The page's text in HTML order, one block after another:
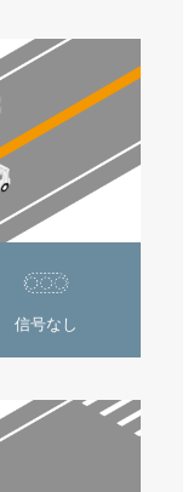
信号なし